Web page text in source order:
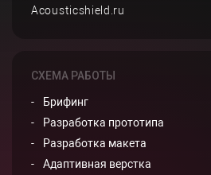
Acousticshield.ru
СХЕМА РАБОТЫ
Брифинг
Разработка прототипа
Разработка макета
Адаптивная верстка